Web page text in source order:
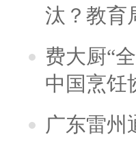
汰？教育
费大厨“
中国烹饪
广东雷州